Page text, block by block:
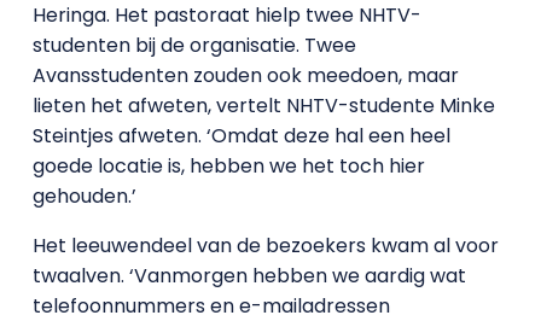
Heringa. Het pastoraat hielp twee NHTV-
studenten bij de organisatie. Twee
Avansstudenten zouden ook meedoen, maar
lieten het afweten, vertelt NHTV-studente Minke
Steintjes afweten. ‘Omdat deze hal een heel
goede locatie is, hebben we het toch hier
gehouden.’
Het leeuwendeel van de bezoekers kwam al voor
twaalven. ‘Vanmorgen hebben we aardig wat
telefoonnummers en e-mailadressen